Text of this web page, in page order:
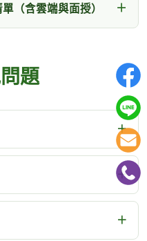
（含雲端與面授）
題